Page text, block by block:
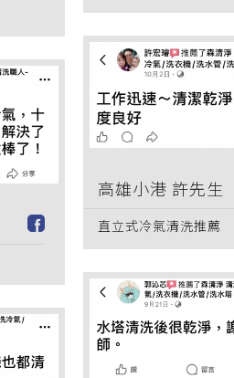
高雄小港 許先生
直立式冷氣清洗推薦